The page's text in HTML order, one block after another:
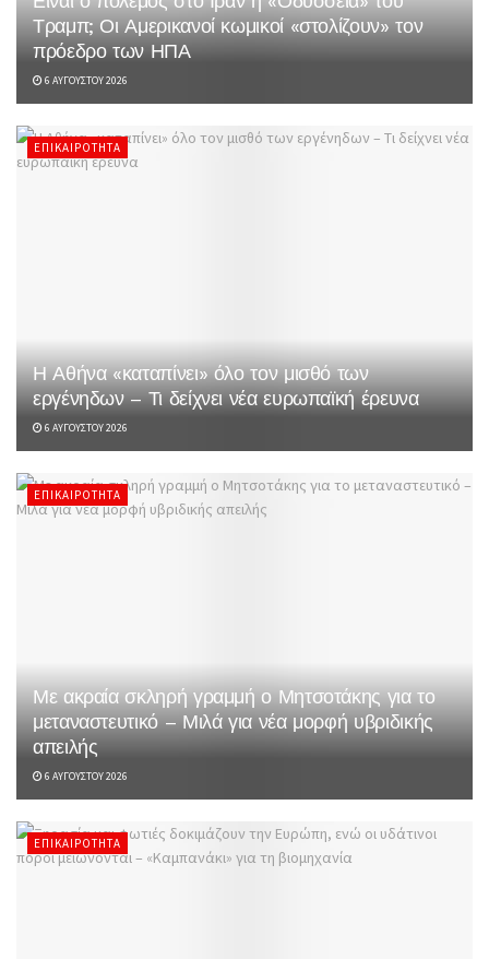
Τραμπ; Οι Αμερικανοί κωμικοί «στολίζουν» τον
πρόεδρο των ΗΠΑ
6 ΑΥΓΟΎΣΤΟΥ 2026
ΕΠΙΚΑΙΡΌΤΗΤΑ
Η Αθήνα «καταπίνει» όλο τον μισθό των
εργένηδων – Τι δείχνει νέα ευρωπαϊκή έρευνα
6 ΑΥΓΟΎΣΤΟΥ 2026
ΕΠΙΚΑΙΡΌΤΗΤΑ
Με ακραία σκληρή γραμμή ο Μητσοτάκης για το
μεταναστευτικό – Μιλά για νέα μορφή υβριδικής
απειλής
6 ΑΥΓΟΎΣΤΟΥ 2026
ΕΠΙΚΑΙΡΌΤΗΤΑ